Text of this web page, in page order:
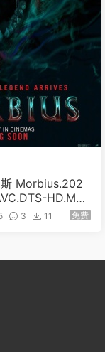
Morbius.202
HD.MA.
3 11 免费